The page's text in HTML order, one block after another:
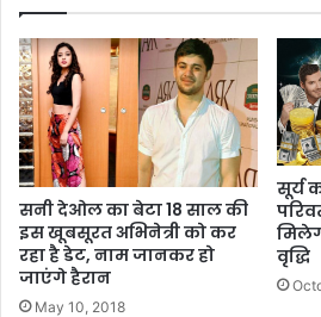
सनी देओल का बेटा 18 साल की
इस खूबसूरत अभिनेत्री को कर
रहा है डेट, नाम जानकर हो
जाएंगे हैरान
May 10, 2018
सूर्य
वृद्धि